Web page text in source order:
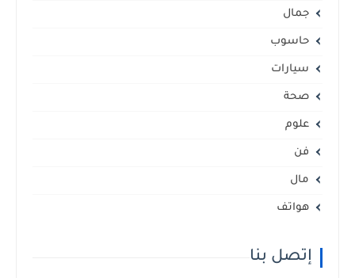
جمال
حاسوب
سيارات
صحة
علوم
فن
مال
هواتف
إتصل بنا